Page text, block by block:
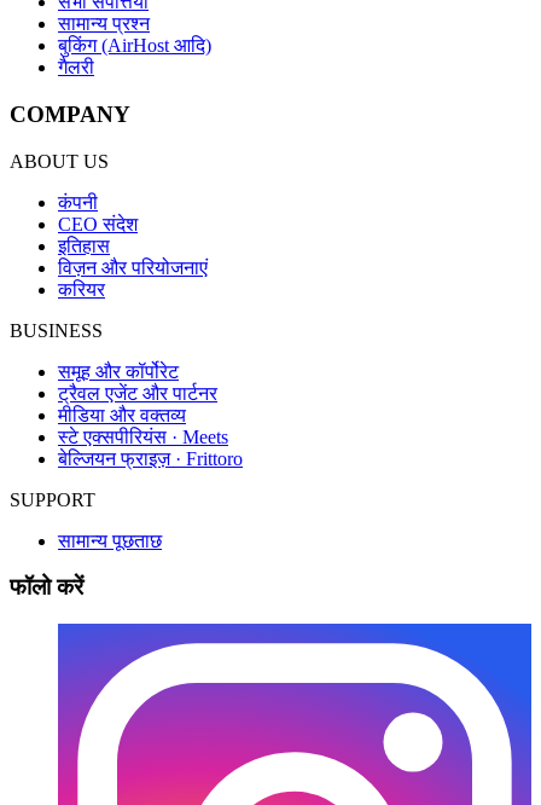
सामान्य प्रश्न
बुकिंग (AirHost आदि)
गैलरी
COMPANY
ABOUT US
कंपनी
CEO संदेश
इतिहास
विज़न और परियोजनाएं
करियर
BUSINESS
समूह और कॉर्पोरेट
ट्रैवल एजेंट और पार्टनर
मीडिया और वक्तव्य
स्टे एक्सपीरियंस · Meets
बेल्जियन फ्राइज़ · Frittoro
SUPPORT
सामान्य पूछताछ
फॉलो करें